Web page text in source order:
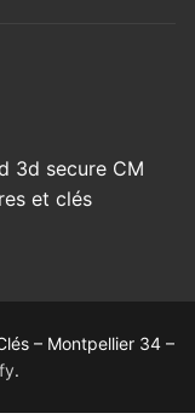
– Montpellier 34 –
.